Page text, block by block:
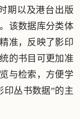
期以及港台出版
该数据库分类体
准，反映了影印
的书目可更加准
与检索，方便学
印丛书数据”的主